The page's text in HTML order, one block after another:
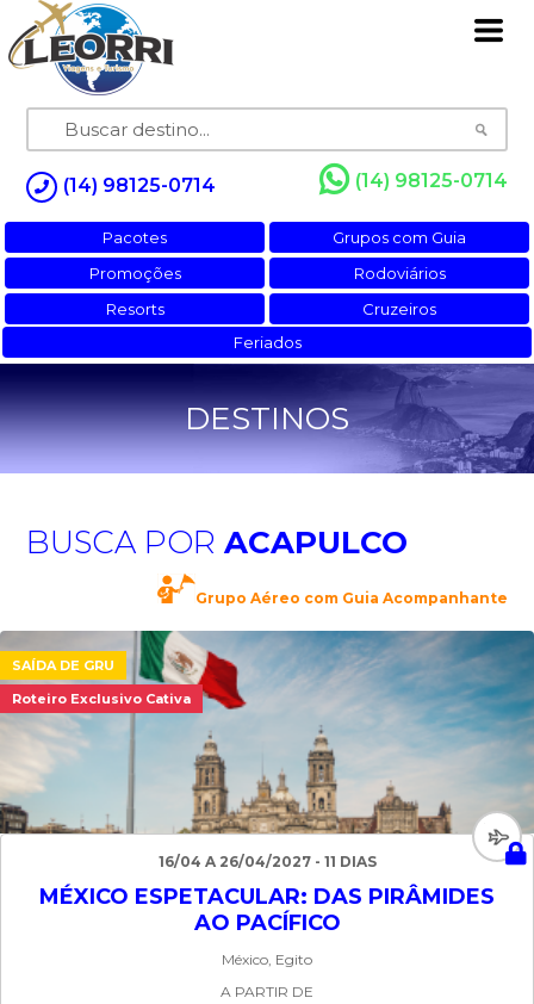
(14) 98125-0714 (14) 98125-0714
Pacotes
Grupos com Guia
Promoções
Rodoviários
Resorts
Cruzeiros
Feriados
DESTINOS
BUSCA PORACAPULCO
Grupo Aéreo com Guia Acompanhante
SAÍDA DE GRU
Roteiro Exclusivo Cativa
16/04 A 26/04/2027 - 11 DIAS
MÉXICO ESPETACULAR: DAS PIRÂMIDES
AO PACÍFICO
México, Egito
A PARTIR DE